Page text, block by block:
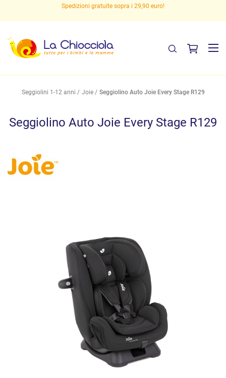
Spedizioni gratuite sopra i 29,90 euro!
Seggiolini 1-12 anni Joie Seggiolino Auto Joie Every Stage R129
Seggiolino Auto Joie Every Stage R129